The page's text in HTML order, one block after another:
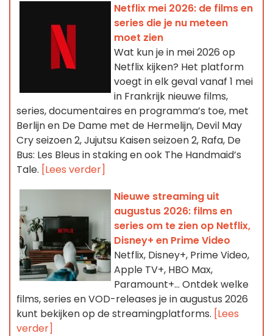
Netflix mei 2026: de films en
series die je nu meteen
moet zien
Wat kun je in mei 2026 op
Netflix kijken? Het platform
voegt in elk geval vanaf 1 mei
in Frankrijk nieuwe films,
series, documentaires en programma’s toe, met
Berlijn en De Dame met de Hermelijn, Devil May
Cry seizoen 2, Jujutsu Kaisen seizoen 2, Rafa, De
Bus: Les Bleus in staking en ook The Handmaid’s
Tale. [Lees verder]
Nieuwe streaming uit
augustus 2026: films en
series om te zien op Netflix,
Disney+ en Prime Video
Netflix, Disney+, Prime Video,
Apple TV+, HBO Max,
Paramount+… Ontdek welke
films, series en VOD-releases je in augustus 2026
kunt bekijken op de streamingplatforms. [Lees
verder]